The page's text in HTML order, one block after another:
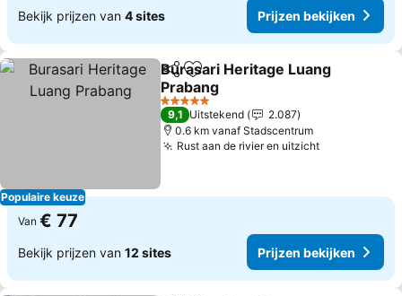
Bekijk prijzen van 4 sites Prijzen bekijken
Populaire keuze
DelenToevoegen aan favorieten
Burasari Heritage Luang
Prabang
5 Sterren
9,1 Uitstekend
2.087
0.6 km vanaf Stadscentrum
Rust aan de rivier en uitzicht
Van € 77
Bekijk prijzen van 12 sites Prijzen bekijken